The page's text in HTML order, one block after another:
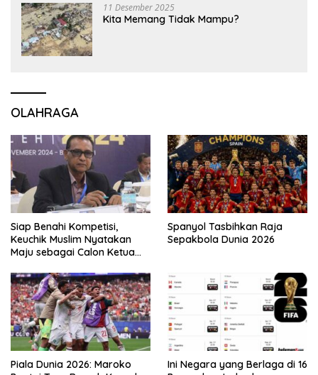
11 Desember 2025
Kita Memang Tidak Mampu?
OLAHRAGA
Siap Benahi Kompetisi,
Keuchik Muslim Nyatakan
Maju sebagai Calon Ketua
Spanyol Tasbihkan Raja
Sepakbola Dunia 2026
Piala Dunia 2026: Maroko
Ini Negara yang Berlaga di 16